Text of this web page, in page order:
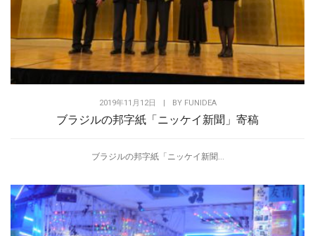
2019年11月12日 | BY FUNIDEA
ブラジルの邦字紙「ニッケイ新聞」寄稿
ブラジルの邦字紙「ニッケイ新聞...